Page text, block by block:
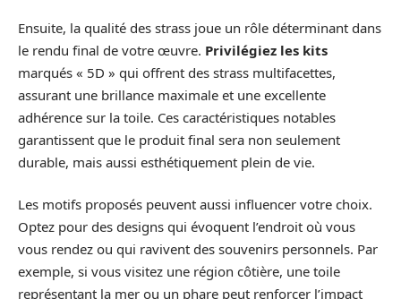
Ensuite, la qualité des strass joue un rôle déterminant dans
le rendu final de votre œuvre. Privilégiez les kits
marqués « 5D » qui offrent des strass multifacettes,
assurant une brillance maximale et une excellente
adhérence sur la toile. Ces caractéristiques notables
garantissent que le produit final sera non seulement
durable, mais aussi esthétiquement plein de vie.
Les motifs proposés peuvent aussi influencer votre choix.
Optez pour des designs qui évoquent l’endroit où vous
vous rendez ou qui ravivent des souvenirs personnels. Par
exemple, si vous visitez une région côtière, une toile
représentant la mer ou un phare peut renforcer l’impact